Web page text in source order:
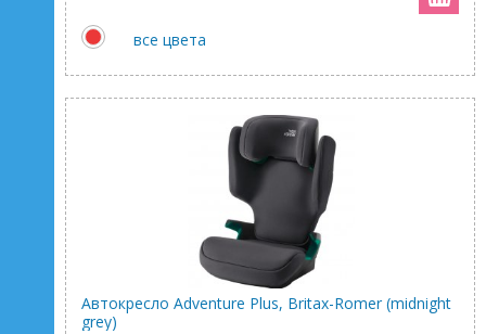
все цвета
Автокресло Adventure Plus, Britax-Romer (midnight
grey)